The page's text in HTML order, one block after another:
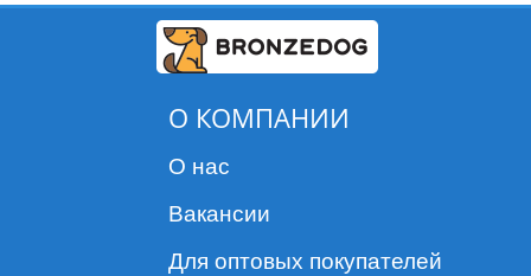
О КОМПАНИИ
О нас
Вакансии
Для оптовых покупателей